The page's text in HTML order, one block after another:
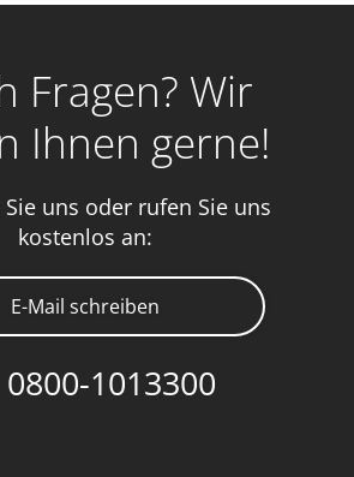
Fragen? Wir
Ihnen gerne!
uns oder rufen Sie uns
kostenlos an:
E-Mail schreiben
0800-1013300